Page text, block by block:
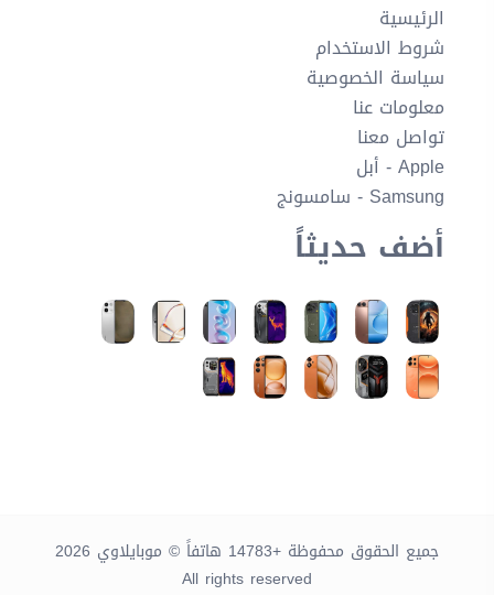
الرئيسية
شروط الاستخدام
سياسة الخصوصية
معلومات عنا
تواصل معنا
Apple - أبل
Samsung - سامسونج
أضف حديثاً
جميع الحقوق محفوظة +14783 هاتفاً © موبايلاوي 2026
All rights reserved